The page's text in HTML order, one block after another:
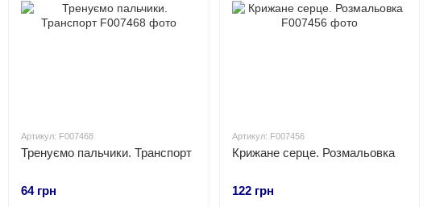
Артикул: F007468
Тренуємо пальчики. Транспорт
64 грн
Артикул: F007456
Крижане серце. Розмальовка
122 грн